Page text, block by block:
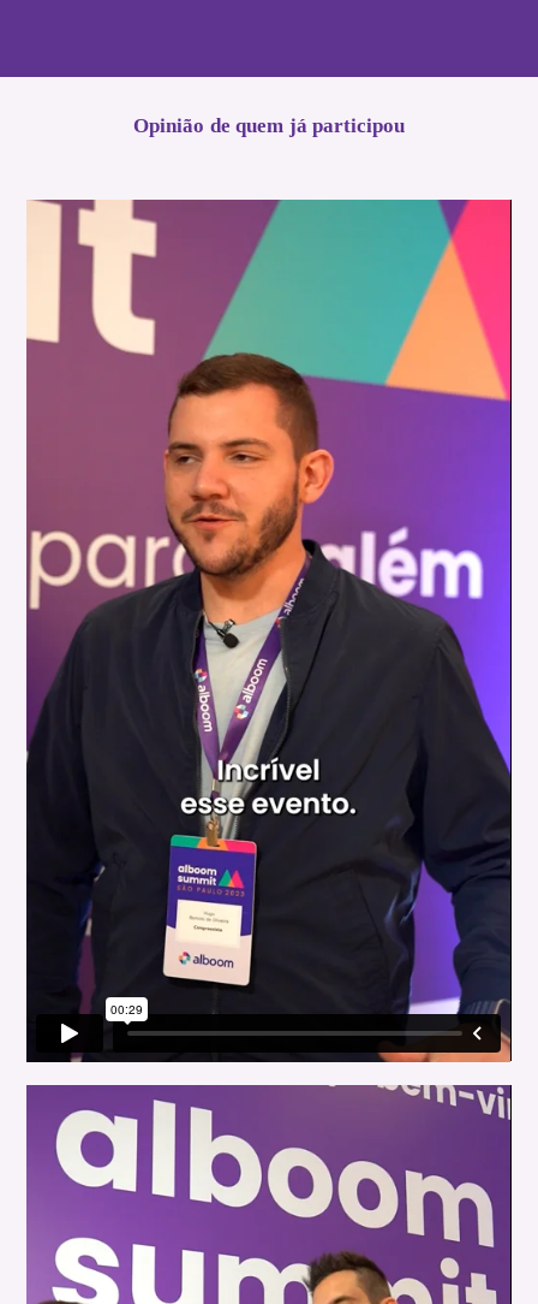
Opinião de quem já participou